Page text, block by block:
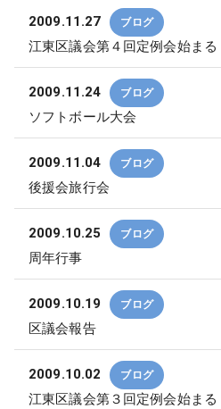
2009.11.27 ブログ
江東区議会第４回定例会始まる
2009.11.24 ブログ
ソフトボール大会
2009.11.04 ブログ
後援会旅行会
2009.10.25 ブログ
周年行事
2009.10.19 ブログ
区議会報告
2009.10.02 ブログ
江東区議会第３回定例会始まる